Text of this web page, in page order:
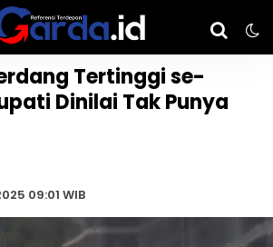
Tertinggi se-
Dinilai Tak Punya
09:01 WIB